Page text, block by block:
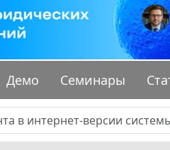
Демо Семинары